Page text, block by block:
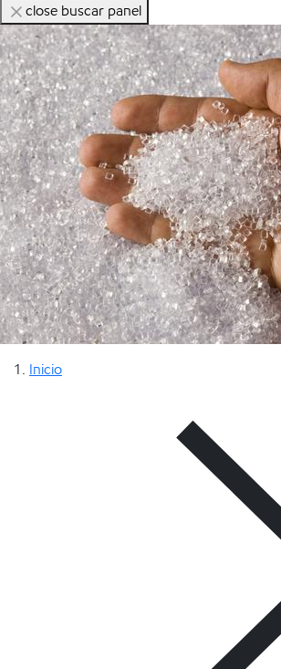
close buscar panel
Inicio